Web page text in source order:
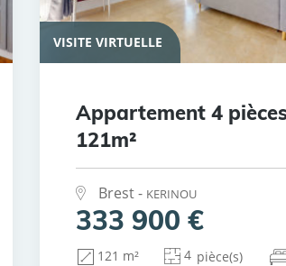
VISITE VIRTUELLE
Appartement 4
121m²
Brest - KERINOU
333 900 €
121 m² 4 pièce(s)